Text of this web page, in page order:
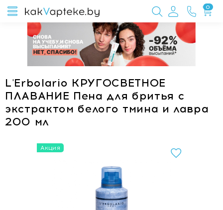
0
L'Erbolario КРУГОСВЕТНОЕ
ПЛАВАНИЕ Пена для бритья с
экстрактом белого тмина и лавра
200 мл
Акция